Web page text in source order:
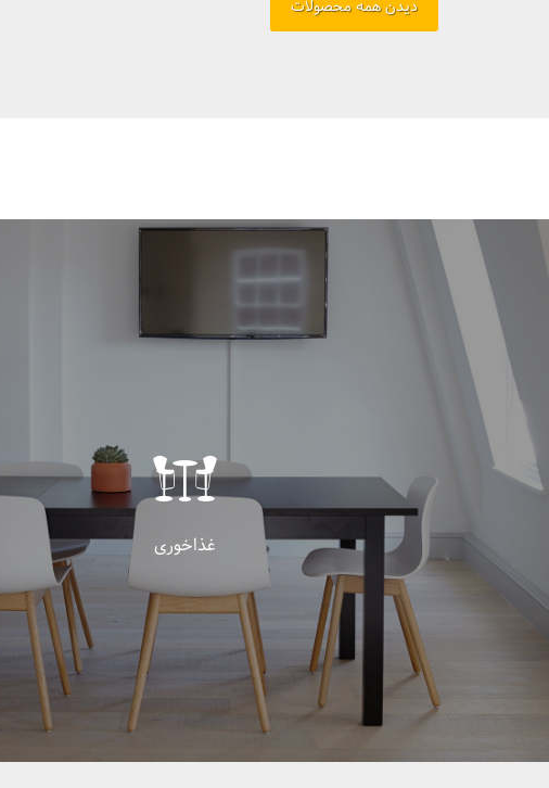
دیدن همه محصولات
غذاخوری